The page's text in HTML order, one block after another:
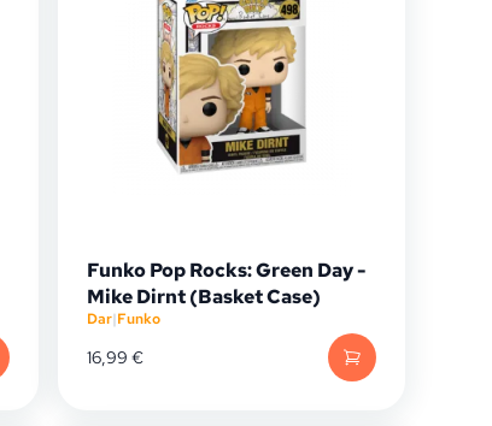
Funko Pop Rocks: Green Day -
Mike Dirnt (Basket Case)
Dar|Funko
16,99 €